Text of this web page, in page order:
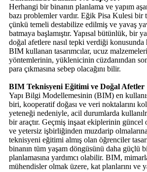
Herhangi bir binanın planlama ve yapım
bazı problemler vardır. Eğik Pisa Kulesi bir
çünkü temeli destabilize edilmiş ve yavaş
batmaya başlamıştır. Yapısal bütünlük, bir
doğal afetlere nasıl tepki verdiği
BIM kullanan tasarımcılar, ucuz
yöntemlerinin, yüklenicinin cüzdanından
para çıkmasına sebep olacağını bilir.
BIM Teknisyeni Eğitimi ve Doğal Afetler
Yapı Bilgi Modellemesinin (BIM) en
biri, kooperatif doğası ve veri noktalarını
yeteneği nedeniyle, acil durumlarda
bir araçtır. Geçmiş inşaat ekiplerinin güncel
ve yetersiz işbirliğinden muzdarip
teknisyeni eğitimi almış olan öğrenciler
binanın tüm yaşam döngüsünü daha güçlü
planlamasına yardımcı olabilir. BIM,
mühendisler olmak üzere, kat planlarını ve